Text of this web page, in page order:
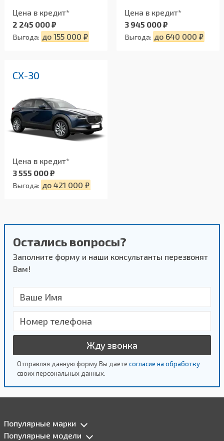
Цена в кредит*
2 245 000 ₽
Выгода: до 155 000 ₽
Цена в кредит*
3 945 000 ₽
Выгода: до 640 000 ₽
СX-30
Цена в кредит*
3 555 000 ₽
Выгода: до 421 000 ₽
Остались вопросы?
Заполните форму и наши консультанты перезвонят
Вам!
Жду звонка
Отправляя данную форму Вы даете согласие на обработку
своих персональных данных.
Популярные марки
Популярные модели